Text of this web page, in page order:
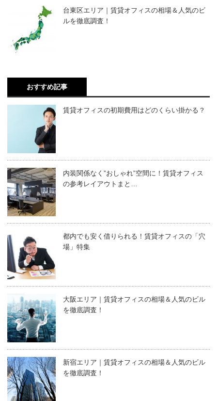
台東区エリア｜賃貸オフィスの相場＆人気のビ
ルを徹底調査！
おすすめ記事
賃貸オフィスの初期費用はどのくらい掛かる？
内装関係なく”おしゃれ”空間に！賃貸オフィス
の参考レイアウトまと…
都内でも安く借りられる！賃貸オフィスの「穴
場」特集
大阪エリア｜賃貸オフィスの相場＆人気のビル
を徹底調査！
新宿エリア｜賃貸オフィスの相場＆人気のビル
を徹底調査！